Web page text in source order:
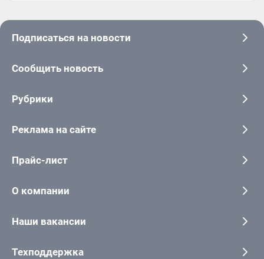
Подписаться на новости
Сообщить новость
Рубрики
Реклама на сайте
Прайс-лист
О компании
Наши вакансии
Техподдержка